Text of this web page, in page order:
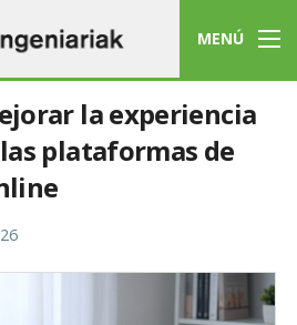
MENÚ
la experiencia
plataformas de